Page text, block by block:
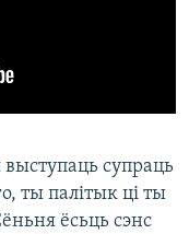
супраць
ты палітык ці ты
ёсьць сэнс